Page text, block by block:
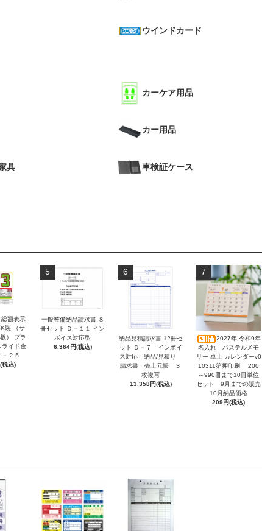
ウインドカード
具
カーケア用品
カー用品
車検証ケース
額表示
製 （サ
） プラ
ライド金
２５
込)
5
一般整備納品請求書 ８
冊セット Ｄ－１１ イン
ボイス対応型
6,364円(税込)
6
納品見積請求書 12冊セ
ット Ｄ－７ インボイ
ス対応 納品/見積り
請求書 売上元帳 ３
枚複写
13,358円(税込)
7
2027年 令和9年
名入れ パステルメモ
リー 卓上 カレンダーv0
10311箔押印刷 200
～990冊まで10冊単位
セット 9月までの販売
10月納品価格
209円(税込)